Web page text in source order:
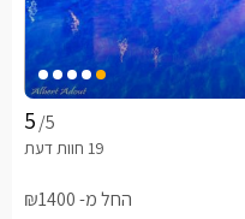
/5
החל מ- ₪1400